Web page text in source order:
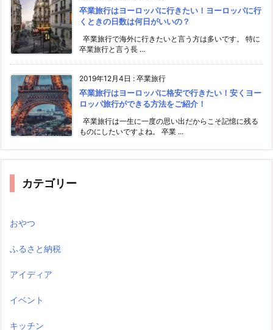
卒業旅行はヨーロッパに行きたい！ヨーロッパに行
くときの日数は何日がいいの？
卒業旅行で海外に行きたいと言う方は多いです。 特に
卒業旅行と言う長 ...
2019年12月4日 : 卒業旅行
卒業旅行はヨーロッパに格安で行きたい！安くヨー
ロッパ旅行ができる方法をご紹介！
卒業旅行は一生に一度の思い出だからこそ記憶に残る
ものにしたいですよね。 卒業 ...
カテゴリー
おやつ
ふるさと納税
アイディア
イベント
キッチン